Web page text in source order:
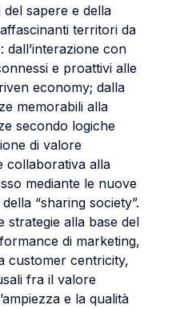
sapere e della
territori da
dall’interazione con
e proattivi alle
economy; dalla
memorabili alla
secondo logiche
di valore
collaborativa alla
mediante le nuove
“sharing society”.
strategie alla base del
di marketing,
customer centricity,
fra il valore
e la qualità